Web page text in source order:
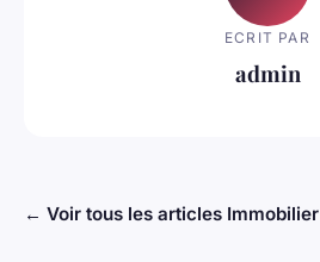
ECRIT PAR
admin
← Voir tous les articles Immobilier